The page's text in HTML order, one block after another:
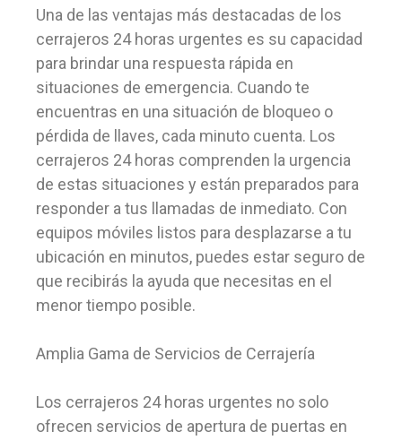
Una de las ventajas más destacadas de los
cerrajeros 24 horas urgentes es su capacidad
para brindar una respuesta rápida en
situaciones de emergencia. Cuando te
encuentras en una situación de bloqueo o
pérdida de llaves, cada minuto cuenta. Los
cerrajeros 24 horas comprenden la urgencia
de estas situaciones y están preparados para
responder a tus llamadas de inmediato. Con
equipos móviles listos para desplazarse a tu
ubicación en minutos, puedes estar seguro de
que recibirás la ayuda que necesitas en el
menor tiempo posible.
Amplia Gama de Servicios de Cerrajería
Los cerrajeros 24 horas urgentes no solo
ofrecen servicios de apertura de puertas en